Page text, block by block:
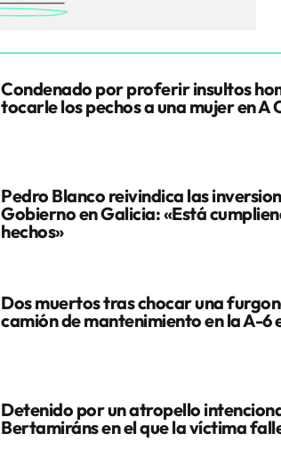
Condenado por proferir insultos
tocarle los pechos a una mujer en A
Pedro Blanco reivindica las
Gobierno en Galicia: «Está
hechos»
Dos muertos tras chocar una
camión de mantenimiento en la A-6
Detenido por un atropello
Bertamiráns en el que la víctima